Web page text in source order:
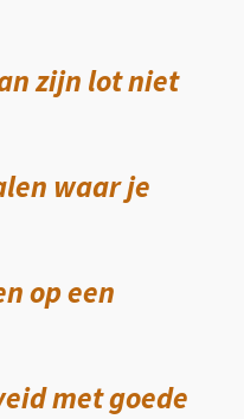
zijn lot niet
waar je
op een
met goede